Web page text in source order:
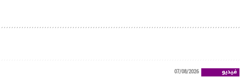
فيديو 07/08/2026